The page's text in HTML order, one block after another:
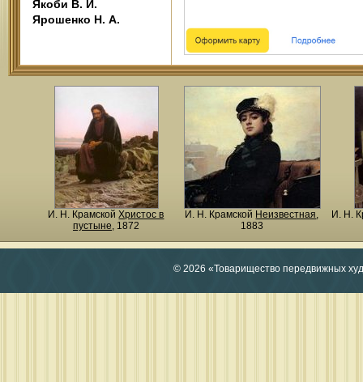
Якоби В. И.
Ярошенко Н. А.
И. Н. КрамскойХристос в
пустыне, 1872
И. Н. Крамской Неизвестная,
1883
И. Н.
© 2026 «Товарищество передвижных